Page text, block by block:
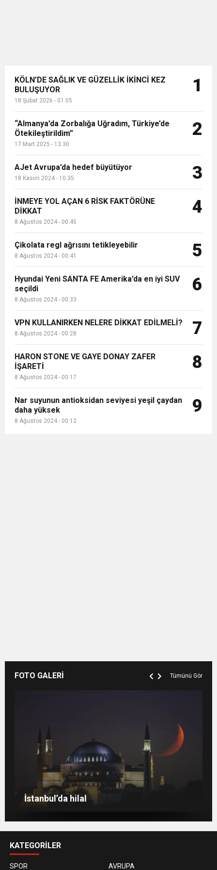
KÖLN’DE SAĞLIK VE GÜZELLİK İKİNCİ KEZ
BULUŞUYOR
18 Şubat 2026 - 01:05
1
“Almanya’da Zorbalığa Uğradım, Türkiye’de
Ötekileştirildim”
17 Mart 2025 - 13:30
2
AJet Avrupa’da hedef büyütüyor
18 Kasım 2024 - 10:35 3
İNMEYE YOL AÇAN 6 RİSK FAKTÖRÜNE
DİKKAT
8 Ağustos 2024 - 00:45
4
Çikolata regl ağrısını tetikleyebilir
8 Ağustos 2024 - 00:41 5
Hyundai Yeni SANTA FE Amerika’da en iyi SUV
seçildi
8 Ağustos 2024 - 00:33
6
VPN KULLANIRKEN NELERE DİKKAT EDİLMELİ?
8 Ağustos 2024 - 00:28 7
HARON STONE VE GAYE DONAY ZAFER
İŞARETİ
8 Ağustos 2024 - 00:17
8
Nar suyunun antioksidan seviyesi yeşil çaydan
daha yüksek
8 Ağustos 2024 - 00:12
9
FOTO GALERİ Tümünü Gör
Venedik eski günlerini arıyor
İstanbul’da hilal
Berlin’de 8 Mart Dünya Kadınlar Günü
gösterisi
KATEGORİLER
SPOR AVRUPA